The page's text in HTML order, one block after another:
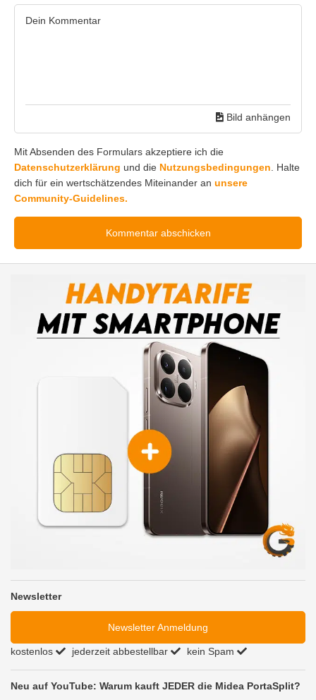
Bild anhängen
Mit Absenden des Formulars akzeptiere ich die
Datenschutzerklärung und die Nutzungsbedingungen . Halte
dich für ein wertschätzendes Miteinander an unsere
Community-Guidelines.
Newsletter
Newsletter Anmeldung
kostenlos jederzeit abbestellbar kein Spam
Neu auf YouTube: Warum kauft JEDER die Midea PortaSplit?